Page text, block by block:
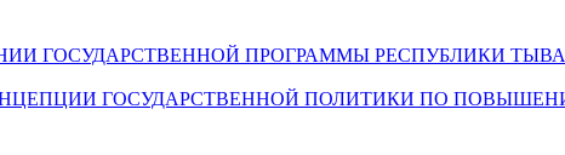
ГОСУДАРСТВЕННОЙ ПРОГРАММЫ РЕСПУБЛИКИ
ГОСУДАРСТВЕННОЙ ПОЛИТИКИ ПО